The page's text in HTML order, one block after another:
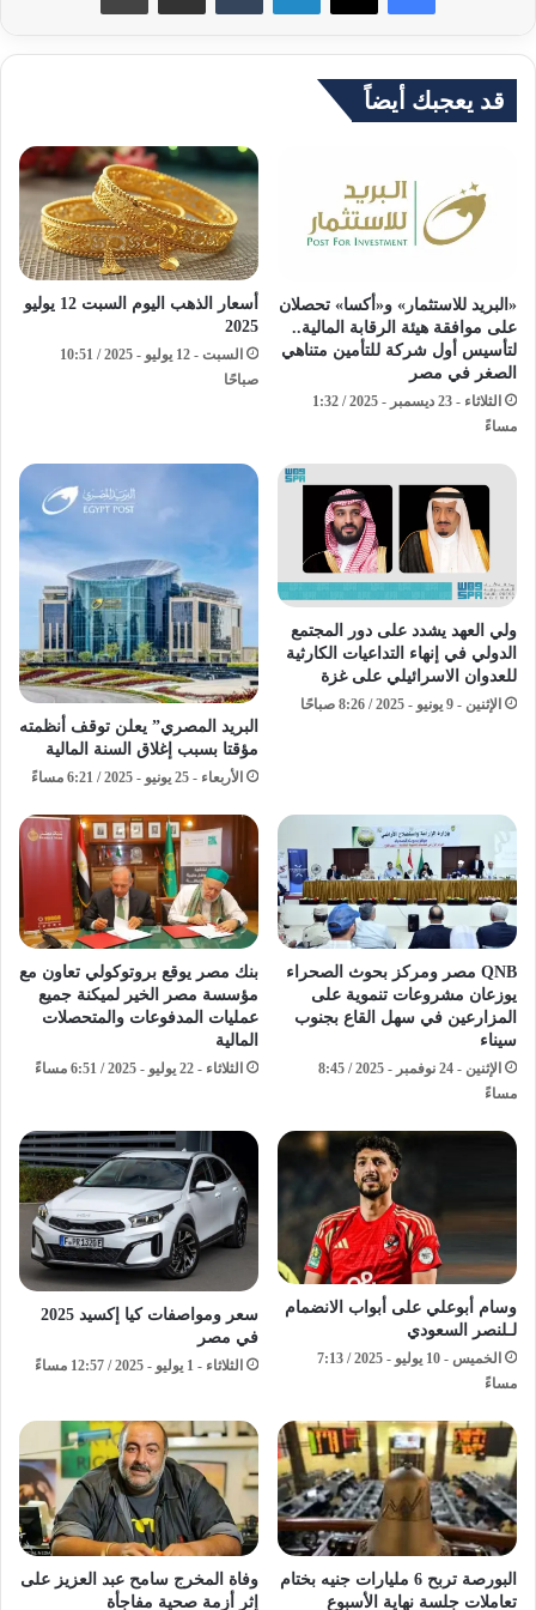
قد يعجبك أيضاً
«البريد للاستثمار» و«أكسا» تحصلان
على موافقة هيئة الرقابة المالية..
لتأسيس أول شركة للتأمين متناهي
الصغر في مصر
الثلاثاء - 23 ديسمبر - 2025 / 1:32
مساءً
أسعار الذهب اليوم السبت 12 يوليو
2025
السبت - 12 يوليو - 2025 / 10:51
صباحًا
ولي العهد يشدد على دور المجتمع
الدولي في إنهاء التداعيات الكارثية
للعدوان الاسرائيلي على غزة
الإثنين - 9 يونيو - 2025 / 8:26 صباحًا
البريد المصري” يعلن توقف أنظمته
مؤقتا بسبب إغلاق السنة المالية
الأربعاء - 25 يونيو - 2025 / 6:21 مساءً
QNB مصر ومركز بحوث الصحراء
يوزعان مشروعات تنموية على
المزارعين في سهل القاع بجنوب
سيناء
الإثنين - 24 نوفمبر - 2025 / 8:45
مساءً
بنك مصر يوقع بروتوكولي تعاون مع
مؤسسة مصر الخير لميكنة جميع
عمليات المدفوعات والمتحصلات
المالية
الثلاثاء - 22 يوليو - 2025 / 6:51 مساءً
وسام أبوعلي على أبواب الانضمام
لـلنصر السعودي
الخميس - 10 يوليو - 2025 / 7:13
مساءً
سعر ومواصفات كيا إكسيد 2025
في مصر
الثلاثاء - 1 يوليو - 2025 / 12:57 مساءً
البورصة تربح 6 مليارات جنيه بختام
تعاملات جلسة نهاية الأسبوع
وفاة المخرج سامح عبد العزيز على
إثر أزمة صحية مفاجأة